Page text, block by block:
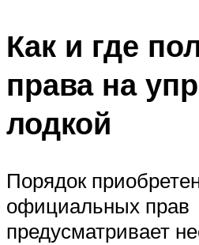
Как и где
права на
лодкой
Порядок
официальных прав
предусматривает